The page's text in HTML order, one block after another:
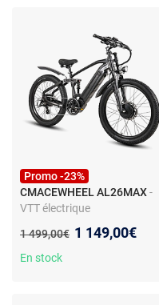
Promo -23%
CMACEWHEEL AL26MAX-
VTT électrique
double moteur 1500 W, tout
suspendu, noir
Ancien prix :
1 499,00€ Nouveau prix :
1 149,00€
En stock